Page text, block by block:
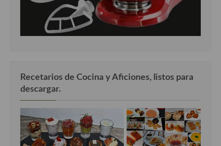
Recetarios de Cocina y Aficiones, listos para
descargar.